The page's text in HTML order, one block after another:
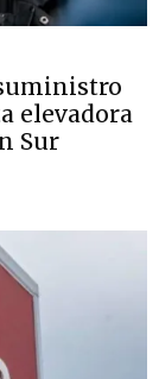
elevadora
Sur